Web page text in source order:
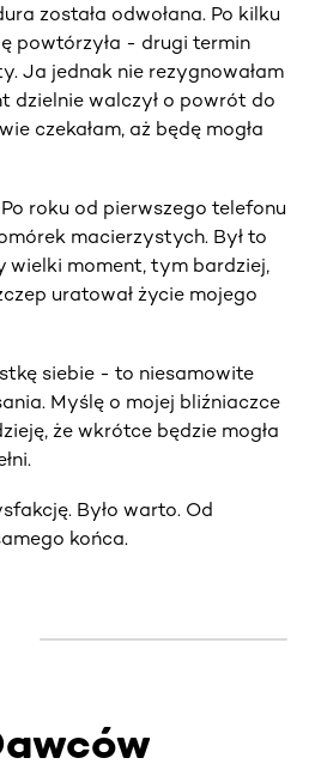
została odwołana. Po kilku
powtórzyła - drugi termin
Ja jednak nie rezygnowałam
dzielnie walczył o powrót do
czekałam, aż będę mogła
roku od pierwszego telefonu
macierzystych. Był to
wielki moment, tym bardziej,
uratował życie mojego
siebie - to niesamowite
Myślę o mojej bliźniaczce
że wkrótce będzie mogła
Było warto. Od
końca.